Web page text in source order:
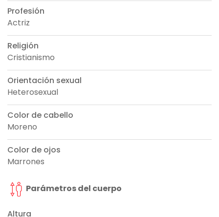
Profesión
Actriz
Religión
Cristianismo
Orientación sexual
Heterosexual
Color de cabello
Moreno
Color de ojos
Marrones
Parámetros del cuerpo
Altura